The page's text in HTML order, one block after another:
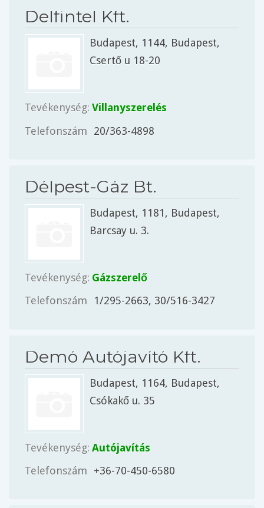
Delfintel Kft.
Budapest, 1144, Budapest,
Csertő u 18-20
Tevékenység: Villanyszerelés
Telefonszám
20/363-4898
Délpest-Gáz Bt.
Budapest, 1181, Budapest,
Barcsay u. 3.
Tevékenység: Gázszerelő
Telefonszám
1/295-2663, 30/516-3427
Demó Autójavító Kft.
Budapest, 1164, Budapest,
Csókakő u. 35
Tevékenység: Autójavítás
Telefonszám
+36-70-450-6580